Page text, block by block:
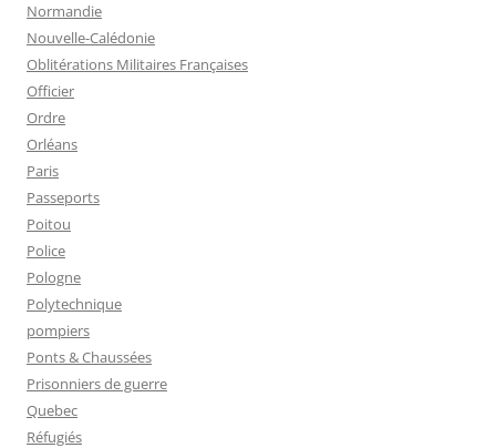
Normandie
Nouvelle-Calédonie
Oblitérations Militaires Françaises
Officier
Ordre
Orléans
Paris
Passeports
Poitou
Police
Pologne
Polytechnique
pompiers
Ponts & Chaussées
Prisonniers de guerre
Quebec
Réfugiés